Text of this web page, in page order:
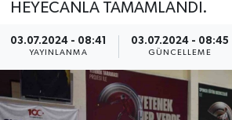
HEYECANLA TAMAMLANDI.
03.07.2024 - 08:41
YAYINLANMA
03.07.2024 - 08:45
GÜNCELLEME
Haber Arşivi